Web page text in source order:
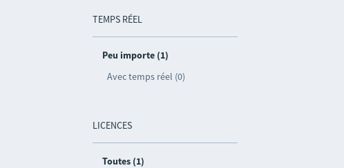
TEMPS RÉEL
Peu importe (1)
Avec temps réel (0)
LICENCES
Toutes (1)